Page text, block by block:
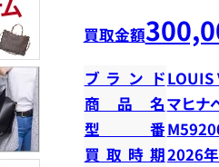
買取金額
ブランドLOUIS
商品名マヒナ
型番
買取時期2026